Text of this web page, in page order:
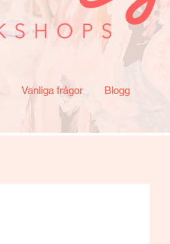
Vanliga frågor Blogg